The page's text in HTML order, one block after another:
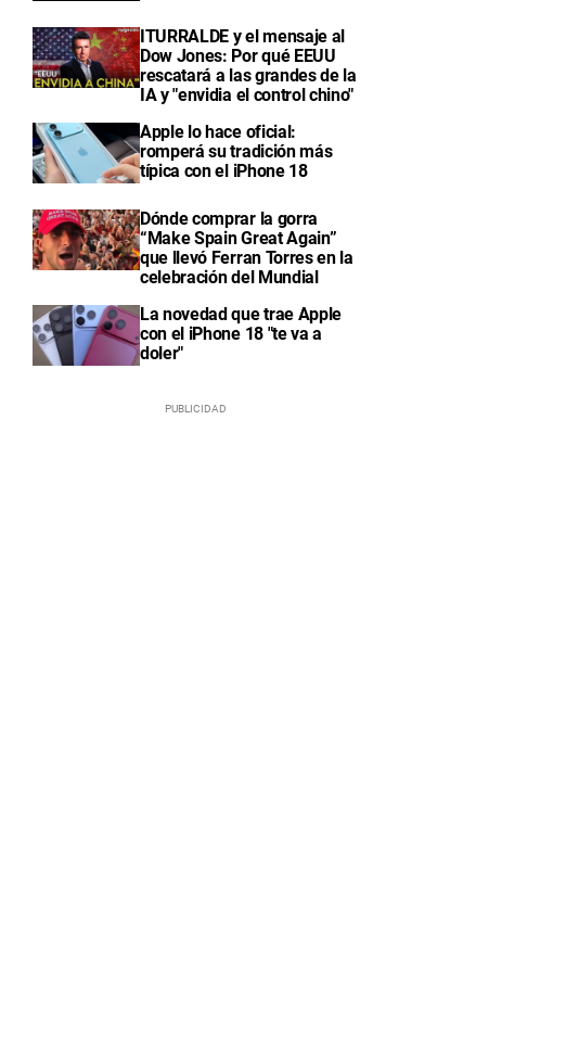
ITURRALDE y el mensaje al
Dow Jones: Por qué EEUU
rescatará a las grandes de la
IA y "envidia el control chino"
Apple lo hace oficial:
romperá su tradición más
típica con el iPhone 18
Dónde comprar la gorra
“Make Spain Great Again”
que llevó Ferran Torres en la
celebración del Mundial
La novedad que trae Apple
con el iPhone 18 "te va a
doler"